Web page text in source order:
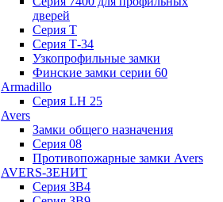
дверей
Серия Т
Серия Т-34
Узкопрофильные замки
Финские замки серии 60
Armadillo
Серия LH 25
Avers
Замки общего назначения
Серия 08
Противопожарные замки Avers
AVERS-ЗЕНИТ
Серия ЗВ4